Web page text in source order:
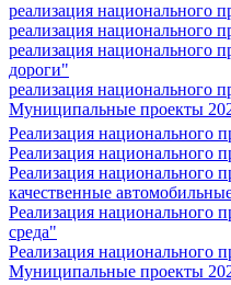
реализация национального
реализация национального
реализация национального
дороги"
реализация национального
Муниципальные проекты
Реализация национального
Реализация национального
Реализация национального
качественные
Реализация национального
среда"
Реализация национального
Муниципальные проекты